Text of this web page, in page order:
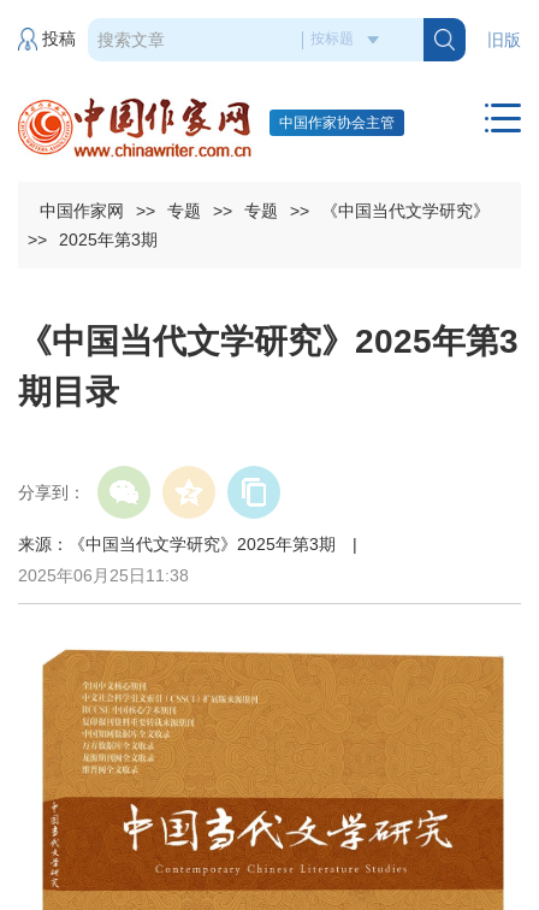
旧版
投稿
中国作家协会主管
中国作家网 >> 专题 >> 专题 >>
《中国当代文学研究》
>>
2025年第3期
《中国当代文学研究》2025年第3
期目录
分享到：
来源：《中国当代文学研究》2025年第3期 |
2025年06月25日11:38